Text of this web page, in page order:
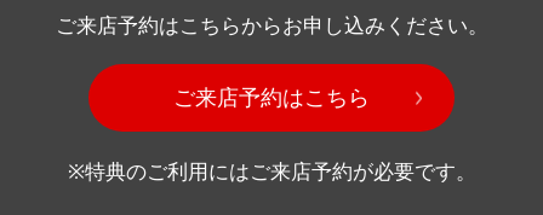
ご来店予約はこちらからお申し込みください。
ご来店予約はこちら
※特典のご利用にはご来店予約が必要です。